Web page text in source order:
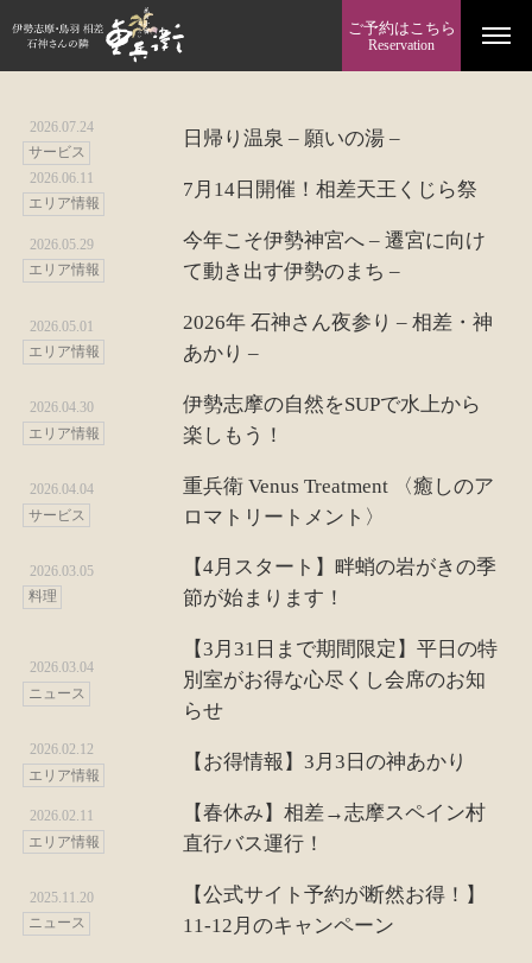
ご予約はこちら
Reservation
2026.07.24
サービス
日帰り温泉 – 願いの湯 –
2026.06.11
エリア情報
7月14日開催！相差天王くじら祭
2026.05.29
エリア情報
今年こそ伊勢神宮へ – 遷宮に向け
て動き出す伊勢のまち –
2026.05.01
エリア情報
2026年 石神さん夜参り – 相差・神
あかり –
2026.04.30
エリア情報
伊勢志摩の自然をSUPで水上から
楽しもう！
2026.04.04
サービス
重兵衛 Venus Treatment 〈癒しのア
ロマトリートメント〉
2026.03.05
料理
【4月スタート】畔蛸の岩がきの季
節が始まります！
2026.03.04
ニュース
【3月31日まで期間限定】平日の特
別室がお得な心尽くし会席のお知
らせ
2026.02.12
エリア情報
【お得情報】3月3日の神あかり
2026.02.11
エリア情報
【春休み】相差→志摩スペイン村
直行バス運行！
2025.11.20
ニュース
【公式サイト予約が断然お得！】
11-12月のキャンペーン